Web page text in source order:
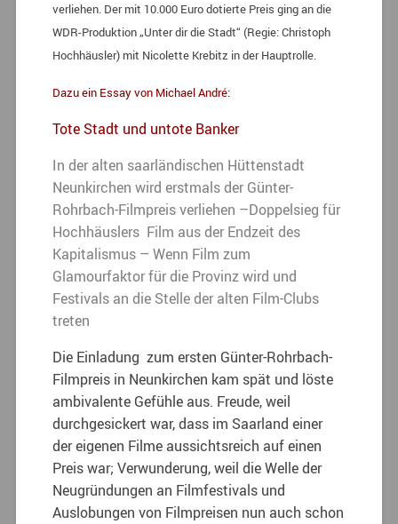
verliehen. Der mit 10.000 Euro dotierte Preis ging an die
WDR-Produktion „Unter dir die Stadt“ (Regie: Christoph
Hochhäusler) mit Nicolette Krebitz in der Hauptrolle.
Dazu ein Essay von Michael André:
Tote Stadt und untote Banker
In der alten saarländischen Hüttenstadt
Neunkirchen wird erstmals der Günter-
Rohrbach-Filmpreis verliehen –Doppelsieg für
Hochhäuslers Film aus der Endzeit des
Kapitalismus – Wenn Film zum
Glamourfaktor für die Provinz wird und
Festivals an die Stelle der alten Film-Clubs
treten
Die Einladung zum ersten Günter-Rohrbach-
Filmpreis in Neunkirchen kam spät und löste
ambivalente Gefühle aus. Freude, weil
durchgesickert war, dass im Saarland einer
der eigenen Filme aussichtsreich auf einen
Preis war; Verwunderung, weil die Welle der
Neugründungen an Filmfestivals und
Auslobungen von Filmpreisen nun auch schon